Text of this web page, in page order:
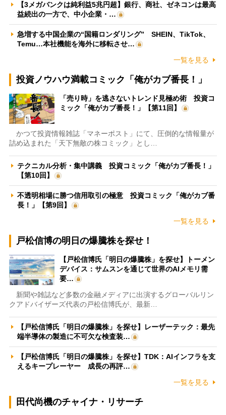
【3メガバンクは純利益5兆円超】銀行、商社、ゼネコンは最高
益続出の一方で、中小企業・…
急増する中国企業の“国籍ロンダリング” SHEIN、TikTok、
Temu…本社機能を海外に移転させ…
一覧を見る
投資ノウハウ満載コミック「俺がカブ番長！」
「売り時」を逃さないトレンド見極め術 投資コ
ミック「俺がカブ番長！」【第11回】
かつて投資情報雑誌「マネーポスト」にて、圧倒的な情報量が
詰め込まれた「天下無敵の株コミック」とし…
テクニカル分析・集中講義 投資コミック「俺がカブ番長！」
【第10回】
不透明相場に勝つ信用取引の極意 投資コミック「俺がカブ番
長！」【第9回】
一覧を見る
戸松信博の明日の爆騰株を探せ！
【戸松信博氏「明日の爆騰株」を探せ】トーメン
デバイス：サムスンを通じて世界のAIメモリ需
要…
新聞や雑誌など多数の金融メディアに出演するグローバルリン
クアドバイザーズ代表の戸松信博氏が、最新…
【戸松信博氏「明日の爆騰株」を探せ】レーザーテック：最先
端半導体の製造に不可欠な検査装…
【戸松信博氏「明日の爆騰株」を探せ】TDK：AIインフラを支
えるキープレーヤー 成長の再評…
一覧を見る
田代尚機のチャイナ・リサーチ